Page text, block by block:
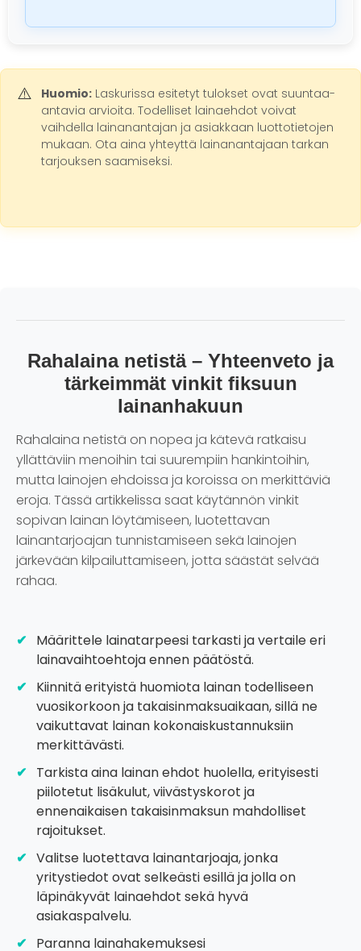
Huomio: Laskurissa esitetyt tulokset ovat suuntaa-
antavia arvioita. Todelliset lainaehdot voivat
vaihdella lainanantajan ja asiakkaan luottotietojen
mukaan. Ota aina yhteyttä lainanantajaan tarkan
tarjouksen saamiseksi.
Rahalaina netistä – Yhteenveto ja
tärkeimmät vinkit fiksuun
lainanhakuun
Rahalaina netistä on nopea ja kätevä ratkaisu
yllättäviin menoihin tai suurempiin hankintoihin,
mutta lainojen ehdoissa ja koroissa on merkittäviä
eroja. Tässä artikkelissa saat käytännön vinkit
sopivan lainan löytämiseen, luotettavan
lainantarjoajan tunnistamiseen sekä lainojen
järkevään kilpailuttamiseen, jotta säästät selvää
rahaa.
Määrittele lainatarpeesi tarkasti ja vertaile eri
lainavaihtoehtoja ennen päätöstä.
Kiinnitä erityistä huomiota lainan todelliseen
vuosikorkoon ja takaisinmaksuaikaan, sillä ne
vaikuttavat lainan kokonaiskustannuksiin
merkittävästi.
Tarkista aina lainan ehdot huolella, erityisesti
piilotetut lisäkulut, viivästyskorot ja
ennenaikaisen takaisinmaksun mahdolliset
rajoitukset.
Valitse luotettava lainantarjoaja, jonka
yritystiedot ovat selkeästi esillä ja jolla on
läpinäkyvät lainaehdot sekä hyvä
asiakaspalvelu.
Paranna lainahakemuksesi